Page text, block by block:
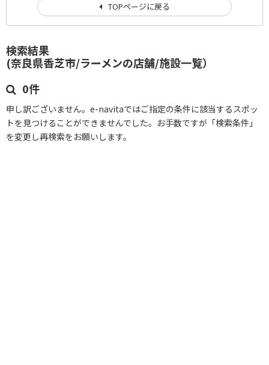
検索結果
(奈良県香芝市/ラーメンの店舗/施設一覧）
0件
申し訳ございません。e-navitaではご指定の条件に該当するスポッ
トを見つけることができませんでした。お手数ですが「検索条件」
を変更し再検索をお願いします。
TOPページに戻る